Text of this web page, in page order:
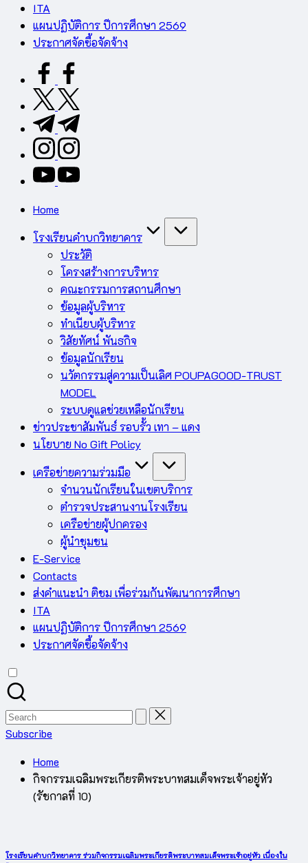
ITA
แผนปฏิบัติการ ปีการศึกษา 2569
ประกาศจัดซื้อจัดจ้าง
facebook.com
twitter.com
t.me
instagram.com
youtube.com
Home
โรงเรียนคำบกวิทยาคาร
ประวัติ
โครงสร้างการบริหาร
คณะกรรมการสถานศึกษา
ข้อมูลผู้บริหาร
ทำเนียบผู้บริหาร
วิสัยทัศน์ พันธกิจ
ข้อมูลนักเรียน
นวัตกรรมสู่ความเป็นเลิศ POUPAGOOD-TRUST
MODEL
ระบบดูแลช่วยเหลือนักเรียน
ข่าวประชาสัมพันธ์ รอบรั้ว เทา – แดง
นโยบาย No Gift Policy
เครือข่ายความร่วมมือ
จำนวนนักเรียนในเขตบริการ
ตำรวจประสานงานโรงเรียน
เครือข่ายผู้ปกครอง
ผู้นำชุมชน
E-Service
Contacts
ส่งคำแนะนำ ติชม เพื่อร่วมกันพัฒนาการศึกษา
ITA
แผนปฏิบัติการ ปีการศึกษา 2569
ประกาศจัดซื้อจัดจ้าง
Search
for:
Subscribe
Home
กิจกรรมเฉลิมพระเกียรติพระบาทสมเด็จพระเจ้าอยู่หัว
(รัชกาลที่ 10)
โรงเรียนคำบกวิทยาคาร ร่วมกิจกรรมเฉลิมพระเกียรติพระบาทสมเด็จพระเจ้าอยู่หัว เนื่องใน